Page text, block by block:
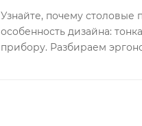
Узнайте, почему
особенность дизайна:
прибору. Разбираем